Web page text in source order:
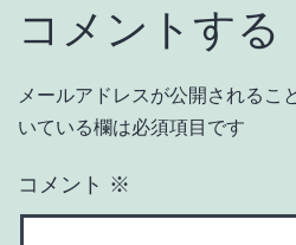
コメントする
メールアドレスが公開されるこ
いている欄は必須項目です
コメント ※